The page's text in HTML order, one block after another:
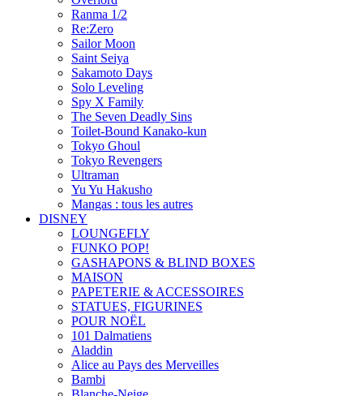
Ranma 1/2
Re:Zero
Sailor Moon
Saint Seiya
Sakamoto Days
Solo Leveling
Spy X Family
The Seven Deadly Sins
Toilet-Bound Kanako-kun
Tokyo Ghoul
Tokyo Revengers
Ultraman
Yu Yu Hakusho
Mangas : tous les autres
DISNEY
LOUNGEFLY
FUNKO POP!
GASHAPONS & BLIND BOXES
MAISON
PAPETERIE & ACCESSOIRES
STATUES, FIGURINES
POUR NOËL
101 Dalmatiens
Aladdin
Alice au Pays des Merveilles
Bambi